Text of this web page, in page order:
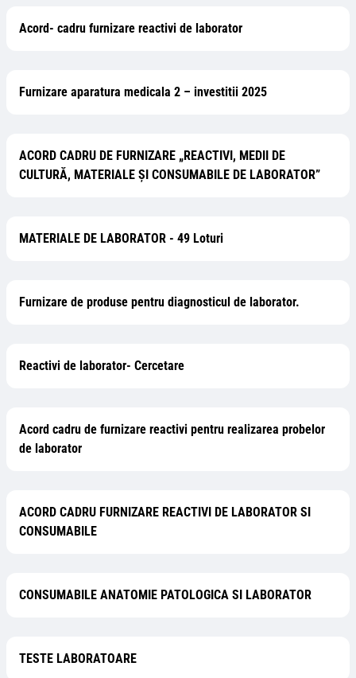
Acord- cadru furnizare reactivi de laborator
Furnizare aparatura medicala 2 – investitii 2025
ACORD CADRU DE FURNIZARE „REACTIVI, MEDII DE
CULTURĂ, MATERIALE ȘI CONSUMABILE DE LABORATOR”
MATERIALE DE LABORATOR - 49 Loturi
Furnizare de produse pentru diagnosticul de laborator.
Reactivi de laborator- Cercetare
Acord cadru de furnizare reactivi pentru realizarea probelor
de laborator
ACORD CADRU FURNIZARE REACTIVI DE LABORATOR SI
CONSUMABILE
CONSUMABILE ANATOMIE PATOLOGICA SI LABORATOR
TESTE LABORATOARE